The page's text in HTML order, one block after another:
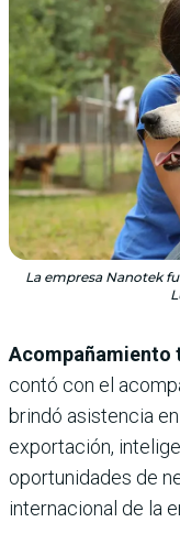
La empresa Nanotek
Acompañamiento
contó con el
brindó asistencia
exportación,
oportunidades de
internacional de la